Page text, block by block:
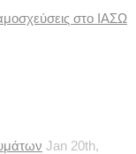
στο ΙΑΣΩ
Jan 20th,